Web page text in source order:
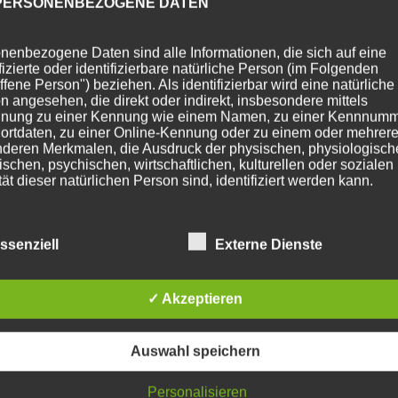
Daten sind alle Informationen, die sich auf eine
oder identifizierbare natürliche Person (im Folgenden
Person") beziehen. Als identifizierbar wird eine natürliche
angesehen, die direkt oder indirekt, insbesondere mittels
zu einer Kennung wie einem Namen, zu einer
zu einer Online-Kennung oder zu einem oder
Merkmalen, die Ausdruck der physischen,
psychischen, wirtschaftlichen, kulturellen oder sozialen
dieser natürlichen Person sind, identifiziert werden kann.
PERSON
deren personenbezogene Daten von dem für die Verarbeitung
verarbeitet werden.
Externe Dienste
✓ Akzeptieren
Auswahl speichern
Personalisieren